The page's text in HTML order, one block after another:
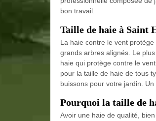
bon travail.
Taille de haie à Saint
La haie contre le vent
grands arbres alignés. Le
haie qui protège contre le
pour la taille de haie de tous
buissons pour votre jardin.
Pourquoi la taille de
Avoir une haie de qualité,